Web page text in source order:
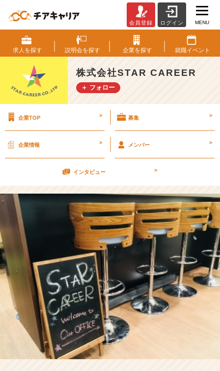
日
常
★
慰
労
式
S
T
R
C
A
R
E
E
R
の
タ
イ
ム
イ
ン】
|
ベ
ン
会員登録 ログイン MENU
求人を探す 説明会を探す 企業を探す 就職イベント
株式会社STAR CAREER
＋ フォロー
企業TOP > 募集 >
企業情報 > メンバー >
インタビュー >